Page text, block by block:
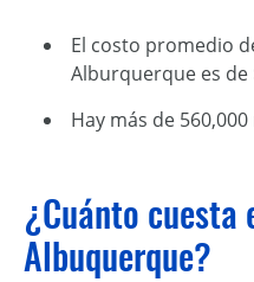
El costo promedio
Alburquerque es de
Hay más de
¿Cuánto cuesta
Albuquerque?